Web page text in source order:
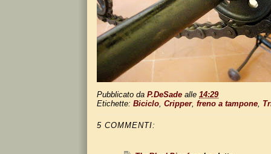
Pubblicato da P.DeSade alle 14:29
Etichette: Biciclo Cripper, freno a tampone
5 COMMENTI: